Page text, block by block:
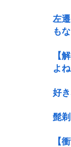
左
も
【
よ
好
髭
【